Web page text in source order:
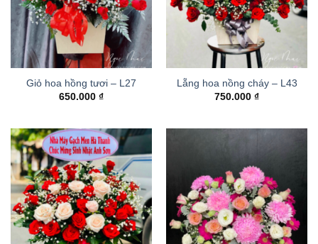
Giỏ hoa hồng tươi – L27
650.000 ₫
Lẵng hoa nồng cháy – L43
750.000 ₫